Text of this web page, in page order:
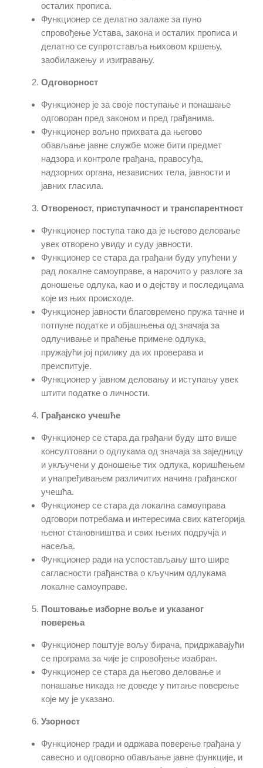
осталих прописа.
Функционер се делатно залаже за пуно
спровођење Устава, закона и осталих прописа и
делатно се супротставља њиховом кршењу,
заобилажењу и изигравању.
Одговорност
Функционер је за своје поступање и понашање
одговоран пред законом и пред грађанима.
Функционер вољно прихвата да његово
обављање јавне службе може бити предмет
надзора и контроле грађана, правосуђа,
надзорних органа, независних тела, јавности и
јавних гласила.
Отвореност, приступачност и транспарентност
Функционер поступа тако да је његово деловање
увек отворено увиду и суду јавности.
Функционер се стара да грађани буду упућени у
рад локалне самоуправе, а нарочито у разлоге за
доношење одлука, као и о дејству и последицама
које из њих происходе.
Функционер јавности благовремено пружа тачне и
потпуне податке и објашњења од значаја за
одлучивање и праћење примене одлука,
пружајући јој прилику да их проверава и
преиспитује.
Функционер у јавном деловању и иступању увек
штити податке о личности.
Грађанско учешће
Функционер се стара да грађани буду што више
консултовани о одлукама од значаја за заједницу
и укључени у доношење тих одлука, коришћењем
и унапређивањем различитих начина грађанског
учешћа.
Функционер се стара да локална самоуправа
одговори потребама и интересима свих категорија
њеног становништва и свих њених подручја и
насеља.
Функционер ради на успостављању што шире
сагласности грађанства о кључним одлукама
локалне самоуправе.
Поштовање изборне воље и указаног
поверења
Функционер поштује вољу бирача, придржавајући
се програма за чије је спровођење изабран.
Функционер се стара да његово деловање и
понашање никада не доведе у питање поверење
које му је указано.
Узорност
Функционер гради и одржава поверење грађана у
савесно и одговорно обављање јавне функције, и